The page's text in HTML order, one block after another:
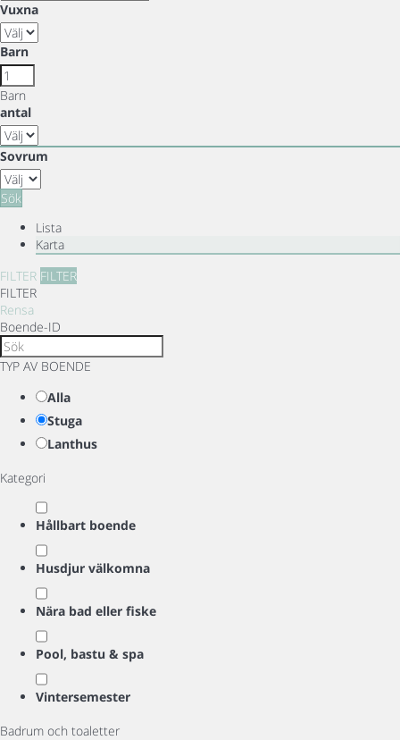
Vuxna
Barn
Barn
antal
Sovrum
Sök
Lista
Karta
FILTER FILTER
FILTER
Rensa
Boende-ID
TYP AV BOENDE
Alla
Stuga
Lanthus
Kategori
Hållbart boende
Husdjur välkomna
Nära bad eller fiske
Pool, bastu & spa
Vintersemester
Badrum och toaletter